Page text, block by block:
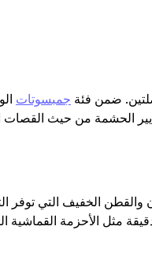
ضمن فئة جمبسوتات
الحشمة من حيث القصات
الخفيف التي توفر
مثل الأحزمة القماشية